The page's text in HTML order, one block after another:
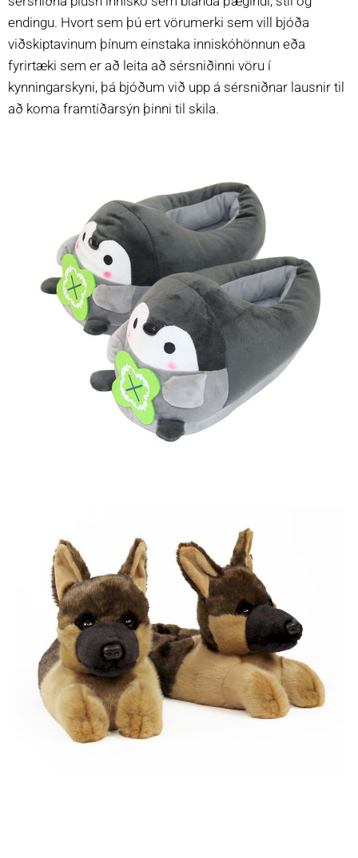
endingu. Hvort sem þú ert vörumerki sem vill bjóða
viðskiptavinum þínum einstaka inniskóhönnun eða
fyrirtæki sem er að leita að sérsniðinni vöru í
kynningarskyni, þá bjóðum við upp á sérsniðnar lausnir til
að koma framtíðarsýn þinni til skila.